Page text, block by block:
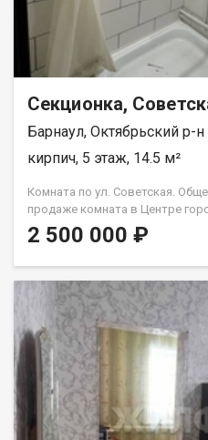
Секционка,
Барнаул, Октябрьский р-н
кирпич, 5 этаж, 14.5 м²
Комната по ул. Советская.
продаже комната в Центре
секции общий. Идеальный
сдать просто и выгодно.
входит мебель и техника.
ламинат на полу, пластиковые
Собственник взрослый, без
находятся:1 школа,7 детских
учреждение,3 гимназии,1
недвижимость. Возможна
пожалуйста, сообщите номер
2 500 000 ₽